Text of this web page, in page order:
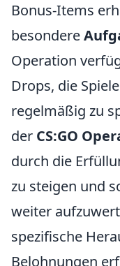
Bonus-Items
besondere
Operation
Drops, die
regelmäßig zu
der CS:GO
durch die
zu steigen und
weiter
spezifische
Belohnungen